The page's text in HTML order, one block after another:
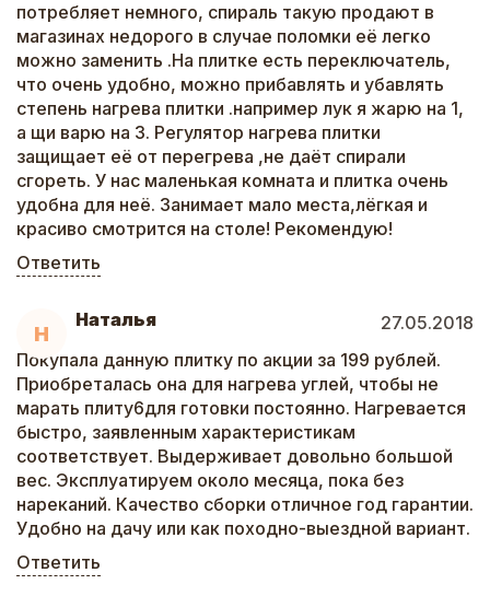
потребляет немного, спираль такую продают в
магазинах недорого в случае поломки её легко
можно заменить .На плитке есть переключатель,
что очень удобно, можно прибавлять и убавлять
степень нагрева плитки .например лук я жарю на 1,
а щи варю на 3. Регулятор нагрева плитки
защищает её от перегрева ,не даёт спирали
сгореть. У нас маленькая комната и плитка очень
удобна для неё. Занимает мало места,лёгкая и
красиво смотрится на столе! Рекомендую!
Ответить
Н
Наталья
27.05.2018
Покупала данную плитку по акции за 199 рублей.
Приобреталась она для нагрева углей, чтобы не
марать плиту6для готовки постоянно. Нагревается
быстро, заявленным характеристикам
соответствует. Выдерживает довольно большой
вес. Эксплуатируем около месяца, пока без
нареканий. Качество сборки отличное год гарантии.
Удобно на дачу или как походно-выездной вариант.
Ответить